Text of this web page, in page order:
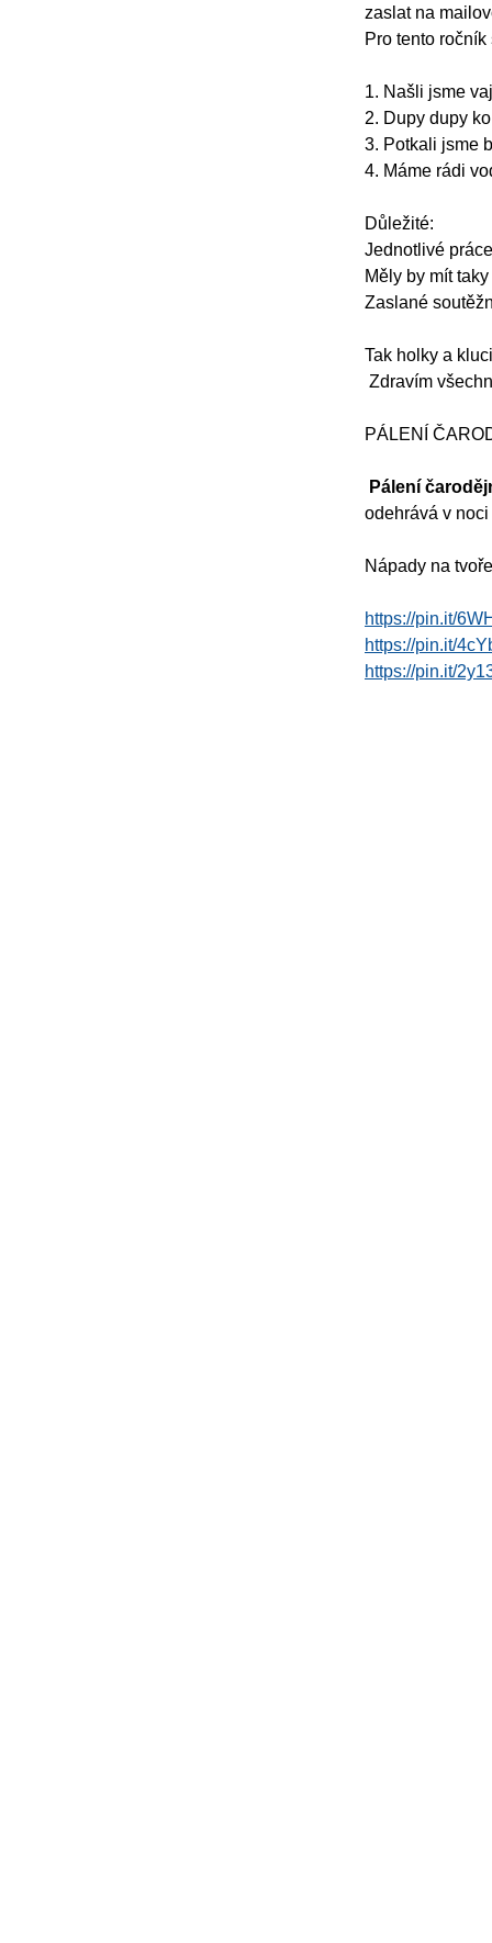
zaslat na
Pro tento
1. Našli jsme
2. Dupy dupy
3. Potkali jsme
4. Máme rádi
Důležité:
Jednotlivé
Měly by mít
Zaslané
Tak holky a
Zdravím
PÁLENÍ
Pálení
odehrává v
Nápady na
https://pin.it/
https://pin.it/
https://pin.it/